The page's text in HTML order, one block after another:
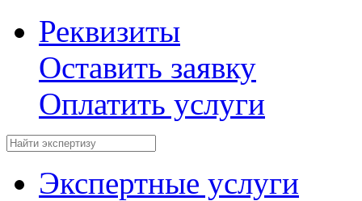
Реквизиты
Оставить заявку
Оплатить услуги
Экспертные услуги